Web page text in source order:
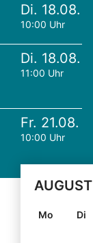
Di. 18.08.
10:00 Uhr
Di. 18.08.
11:00 Uhr
Fr. 21.08.
10:00 Uhr
AUGUST
Mo Di